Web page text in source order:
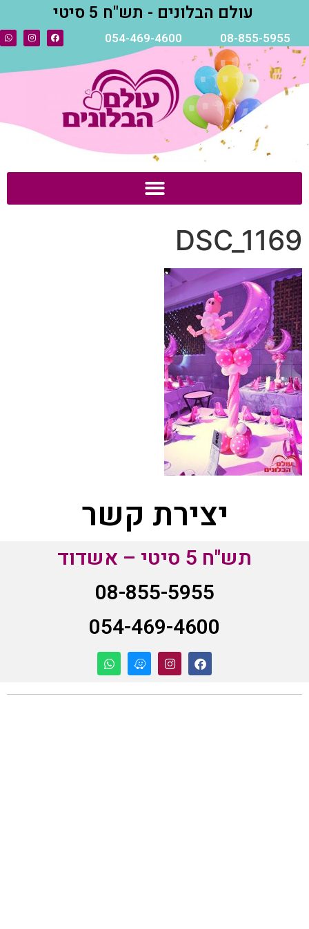
עולם הבלונים - תש"ח 5 סיטי
08-855-5955
054-469-4600
DSC_1169
יצירת קשר
תש"ח 5 סיטי – אשדוד
08-855-5955
054-469-4600